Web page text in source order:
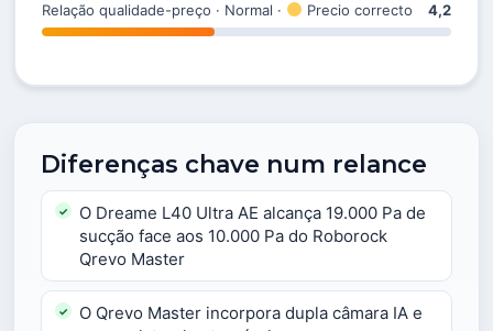
Relação qualidade-preço · Normal · Precio correcto 4,2
Diferenças chave num relance
O Dreame L40 Ultra AE alcança 19.000 Pa de
sucção face aos 10.000 Pa do Roborock
Qrevo Master
O Qrevo Master incorpora dupla câmara IA e